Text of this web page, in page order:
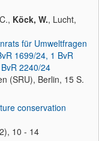
Köck, W., Lucht,
für Umweltfragen
1699/24, 1 BvR
2240/24
(SRU), Berlin, 15 S.
conservation
10 - 14